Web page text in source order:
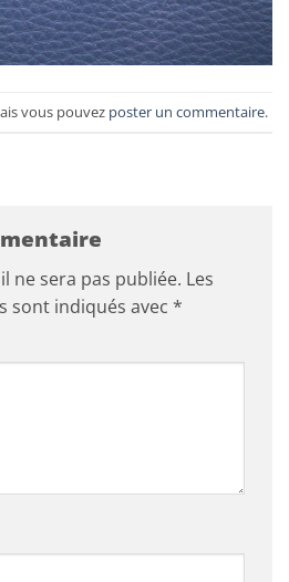
vous pouvez poster un commentaire.
ne sera pas publiée. Les
sont indiqués avec *